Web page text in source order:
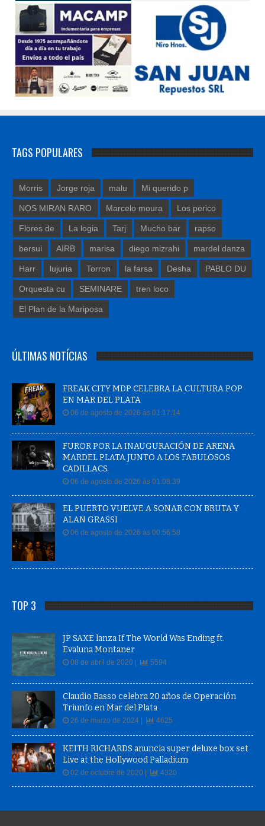
TAGS POPULARES
Morris Jorge roja malu Mi querido p
NOS MIRAN RARO Marcelo moura Los perico
Flores de La logia Tarj Mucho bar rapso
bersui AIRB marisa diego mizrahi mardel danza
Harr lujuria Torron la farsa Desha PABLO DU
Orquesta cu SEMINARE tren loco
El Plan de la Mariposa
ÚLTIMAS NOTÍCIAS
FREAK CITY MDP CELEBRA LA CULTURA POP
EN MAR DEL PLATA
06 de agosto de 2026 às 01:17:14
FUROR POR LA INAUGURACIÓN DE ARENA
MARDEL PLATA JUNTO A LOS FABULOSOS
CADILLACS.
06 de agosto de 2026 às 01:08:39
EL PUERTO VUELVE A SONAR CON BRUTA Y
ALAN GRASSI
06 de agosto de 2026 às 00:56:58
TOP 3
JP SAXE lanza If The World Was Ending ft.
Evaluna Montaner
08 de abril de 2020 | 5594
Claudio Basso celebra 20 años de Operación
Triunfo en Mar del Plata
26 de marzo de 2024 | 4625
KEITH RICHARDS anuncia super deluxe box set
Live at the Hollywood Palladium
02 de octubre de 2020 | 4320